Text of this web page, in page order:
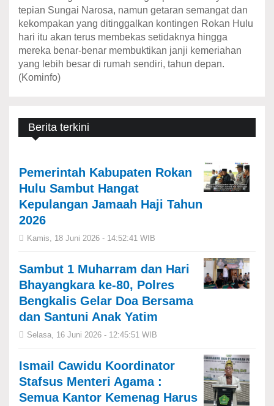
tepian Sungai Narosa, namun getaran semangat dan
kekompakan yang ditinggalkan kontingen Rokan Hulu
hari itu akan terus membekas setidaknya hingga
mereka benar-benar membuktikan janji kemeriahan
yang lebih besar di rumah sendiri, tahun depan.
(Kominfo)
Berita terkini
Pemerintah Kabupaten Rokan
Hulu Sambut Hangat
Kepulangan Jamaah Haji Tahun
2026
Kamis, 18 Juni 2026 - 14:52:41 WIB
Sambut 1 Muharram dan Hari
Bhayangkara ke-80, Polres
Bengkalis Gelar Doa Bersama
dan Santuni Anak Yatim
Selasa, 16 Juni 2026 - 12:45:51 WIB
Ismail Cawidu Koordinator
Stafsus Menteri Agama :
Semua Kantor Kemenag Harus